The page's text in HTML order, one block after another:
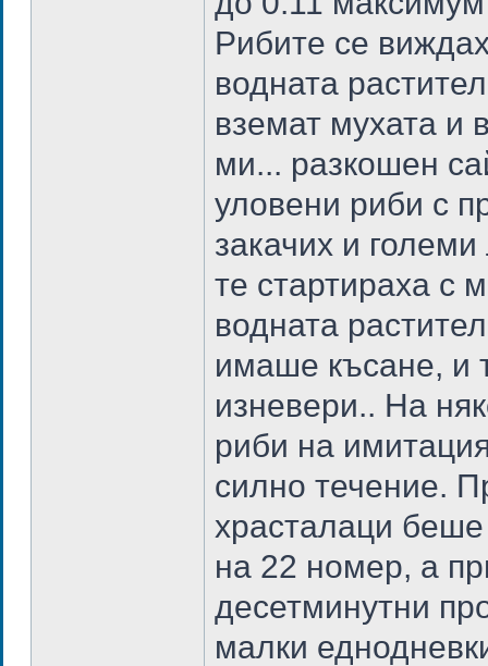
Рибите се
водната
вземат мухата и
ми... разкошен
уловени риби с
закачих и
те стартираха с
водната
имаше късане, и
изневери.. На
риби на
силно течение.
храсталаци
на 22 номер, а
десетминутни
малки